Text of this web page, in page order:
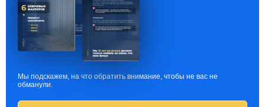
Мы подскажем, на что обратить внимание, чтобы не вас не
обманули.